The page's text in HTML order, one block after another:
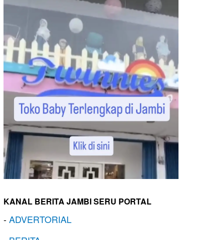
KANAL BERITA JAMBI SERU PORTAL
-ADVERTORIAL